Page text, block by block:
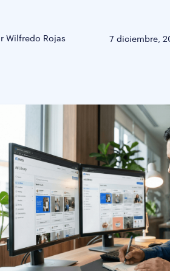
Wilfredo Rojas 7 diciembre,